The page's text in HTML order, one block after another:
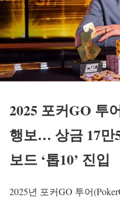
2025 포커GO 투
행보… 상금 17만
보드 ‘톱10’ 진입
2025년 포커GO 투어